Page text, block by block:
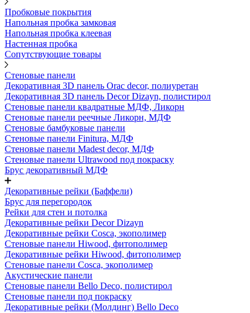
Пробковые покрытия
Напольная пробка замковая
Напольная пробка клеевая
Настенная пробка
Сопутствующие товары
Стеновые панели
Декоративная 3D панель Orac decor, полиуретан
Декоративная 3D панель Decor Dizayn, полистирол
Стеновые панели квадратные МДФ, Ликорн
Стеновые панели реечные Ликорн, МДФ
Стеновые бамбуковые панели
Стеновые панели Finitura, МДФ
Стеновые панели Madest decor, МДФ
Стеновые панели Ultrawood под покраску
Брус декоративный МДФ
Декоративные рейки (Баффели)
Брус для перегородок
Рейки для стен и потолка
Декоративные рейки Decor Dizayn
Декоративные рейки Cosca, экополимер
Стеновые панели Hiwood, фитополимер
Декоративные рейки Hiwood, фитополимер
Стеновые панели Cosca, экополимер
Акустические панели
Стеновые панели Bello Deco, полистирол
Стеновые панели под покраску
Декоративные рейки (Молдинг) Bello Deco